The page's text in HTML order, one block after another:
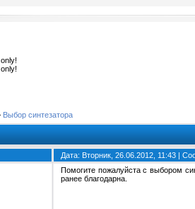
Выбор синтезатора
Дата: Вторник, 26.06.2012, 11:43 |
Помогите пожалуйста с выбором
ранее благодарна.